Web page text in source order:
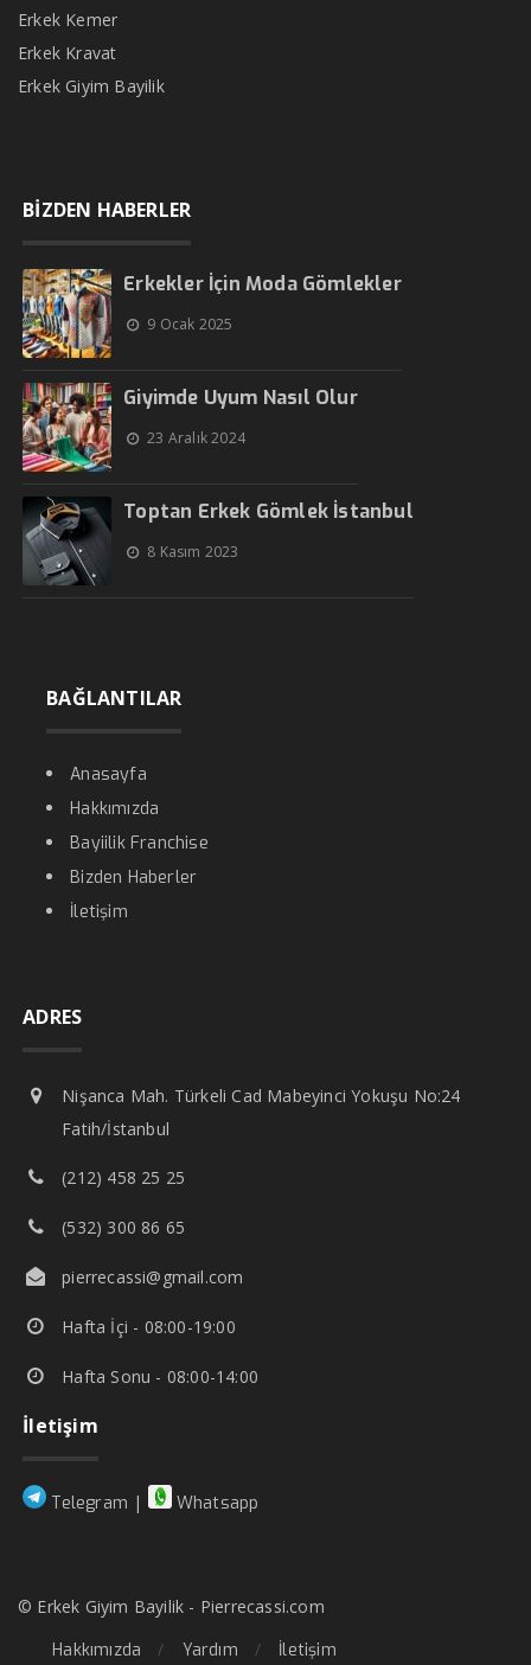
Erkek Kemer
Erkek Kravat
Erkek Giyim Bayilik
BİZDEN HABERLER
Erkekler İçin Moda Gömlekler
9 Ocak 2025
Giyimde Uyum Nasıl Olur
23 Aralık 2024
Toptan Erkek Gömlek İstanbul
8 Kasım 2023
BAĞLANTILAR
Anasayfa
Hakkımızda
Bayiilik Franchise
Bizden Haberler
İletişim
ADRES
Nişanca Mah. Türkeli Cad Mabeyinci Yokuşu No:24
Fatih/İstanbul
(212) 458 25 25
(532) 300 86 65
pierrecassi@gmail.com
Hafta İçi - 08:00-19:00
Hafta Sonu - 08:00-14:00
İletişim
Telegram | Whatsapp
© Erkek Giyim Bayilik - Pierrecassi.com
Hakkımızda
Yardım İletişim